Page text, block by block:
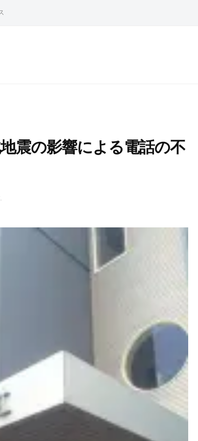
震の影響による電話の不